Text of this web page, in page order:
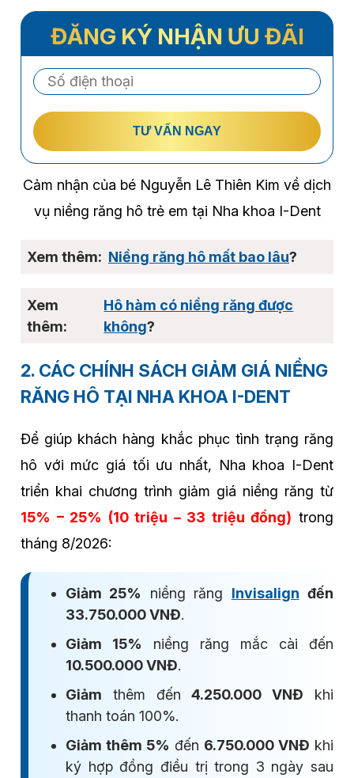
ĐĂNG KÝ NHẬN ƯU ĐÃI
TƯ VẤN NGAY
Cảm nhận của bé Nguyễn Lê Thiên Kim về dịch
vụ niềng răng hô trẻ em tại Nha khoa I-Dent
Niềng răng hô mất bao lâu?
Hô hàm có niềng răng được
không?
2. CÁC CHÍNH SÁCH GIẢM GIÁ NIỀNG
RĂNG HÔ TẠI NHA KHOA I-DENT
Để giúp khách hàng khắc phục tình trạng răng
hô với mức giá tối ưu nhất, Nha khoa I-Dent
triển khai chương trình giảm giá niềng răng từ
15% – 25% (10 triệu – 33 triệu đồng) trong
tháng 8/2026:
Giảm 25% niềng răng Invisalign đến
33.750.000 VNĐ.
Giảm 15% niềng răng mắc cài đến
10.500.000 VNĐ.
Giảm thêm đến4.250.000 VNĐ khi
thanh toán 100%.
Giảm thêm 5% đến 6.750.000 VNĐ khi
ký hợp đồng điều trị trong 3 ngày sau